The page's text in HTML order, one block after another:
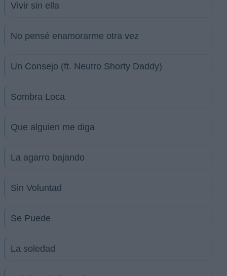
Vivir sin ella
No pensé enamorarme otra vez
Un Consejo (ft. Neutro Shorty Daddy)
Sombra Loca
Que alguien me diga
La agarro bajando
Sin Voluntad
Se Puede
La soledad